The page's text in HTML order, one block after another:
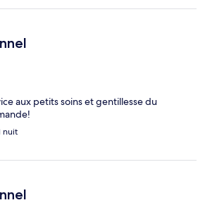
aux petits soins et gentillesse du
nuit